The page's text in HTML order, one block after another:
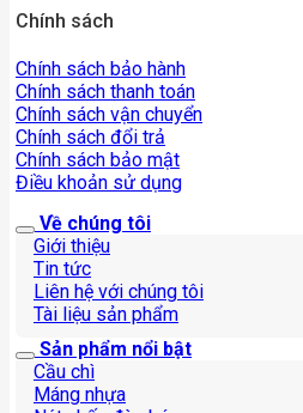
Chính sách
Chính sách bảo hành
Chính sách thanh toán
Chính sách vận chuyển
Chính sách đổi trả
Chính sách bảo mật
Điều khoản sử dụng
Về chúng tôi
Giới thiệu
Tin tức
Liên hệ với chúng tôi
Tài liệu sản phẩm
Sản phẩm nổi bật
Cầu chì
Máng nhựa